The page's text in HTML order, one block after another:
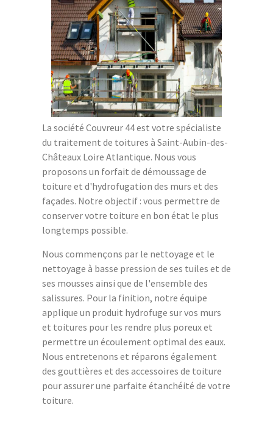
La société Couvreur 44 est votre spécialiste
du traitement de toitures à Saint-Aubin-des-
Châteaux Loire Atlantique. Nous vous
proposons un forfait de démoussage de
toiture et d'hydrofugation des murs et des
façades. Notre objectif : vous permettre de
conserver votre toiture en bon état le plus
longtemps possible.
Nous commençons par le nettoyage et le
nettoyage à basse pression de ses tuiles et de
ses mousses ainsi que de l'ensemble des
salissures. Pour la finition, notre équipe
applique un produit hydrofuge sur vos murs
et toitures pour les rendre plus poreux et
permettre un écoulement optimal des eaux.
Nous entretenons et réparons également
des gouttières et des accessoires de toiture
pour assurer une parfaite étanchéité de votre
toiture.